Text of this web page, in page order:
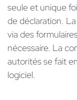
seule et unique
de déclaration.
via des
nécessaire. La
autorités se fait
logiciel.